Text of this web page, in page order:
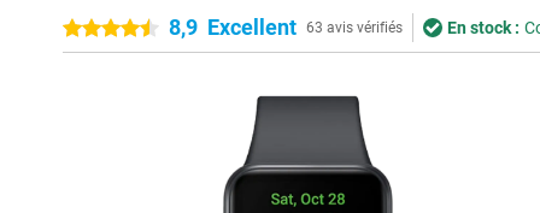
4.5 étoiles
8,9 Excellent 63 avis vérifiés En stock :